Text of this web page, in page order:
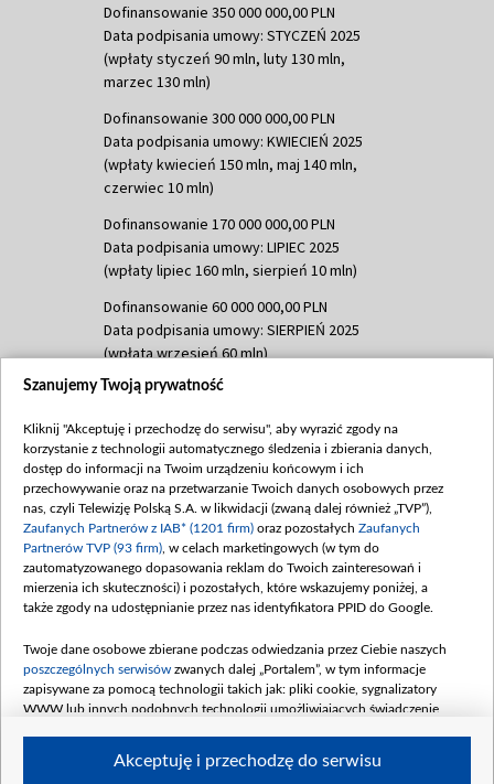
Dofinansowanie 350 000 000,00 PLN
Data podpisania umowy: STYCZEŃ 2025
(wpłaty styczeń 90 mln, luty 130 mln,
marzec 130 mln)
Dofinansowanie 300 000 000,00 PLN
Data podpisania umowy: KWIECIEŃ 2025
(wpłaty kwiecień 150 mln, maj 140 mln,
czerwiec 10 mln)
Dofinansowanie 170 000 000,00 PLN
Data podpisania umowy: LIPIEC 2025
(wpłaty lipiec 160 mln, sierpień 10 mln)
Dofinansowanie 60 000 000,00 PLN
Data podpisania umowy: SIERPIEŃ 2025
(wpłata wrzesień 60 mln)
Dofinansowanie 635 783 051,21 PLN
(wpłata wrzesień 100 mln, październik 350
mln, listopad 265 mln)
Dofinansowanie 48 862 000,00 PLN
Data podpisania umowy: GRUDZIEŃ 2025
(wpłata grudzień 60,548 mln)
Dofinansowanie 900 000 000,00 PLN
Data podpisania umowy: LUTY 2026 (wpłata
kwiecień 180 mln, 7 maja 180 mln, 8
czerwca 90 mln)
Dofinansowanie 250 000 000,00 PLN
4 sierpnia 250 mln
Szanujemy Twoją prywatność
Kliknij "Akceptuję i przechodzę do serwisu", aby wyrazić zgody na
korzystanie z technologii automatycznego śledzenia i zbierania danych,
dostęp do informacji na Twoim urządzeniu końcowym i ich
przechowywanie oraz na przetwarzanie Twoich danych osobowych przez
nas, czyli Telewizję Polską S.A. w likwidacji (zwaną dalej również „TVP”),
Zaufanych Partnerów z IAB* (1201 firm) oraz pozostałych Zaufanych
Partnerów TVP (93 firm) , w celach marketingowych (w tym do
zautomatyzowanego dopasowania reklam do Twoich zainteresowań i
mierzenia ich skuteczności) i pozostałych, które wskazujemy poniżej, a
także zgody na udostępnianie przez nas identyfikatora PPID do Google.
Twoje dane osobowe zbierane podczas odwiedzania przez Ciebie naszych
poszczególnych serwisów zwanych dalej „Portalem”, w tym informacje
zapisywane za pomocą technologii takich jak: pliki cookie, sygnalizatory
WWW lub innych podobnych technologii umożliwiających świadczenie
Akceptuję i przechodzę do serwisu